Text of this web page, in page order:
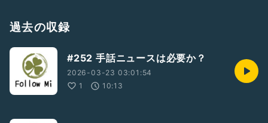
過去の収録
#252 手話ニュースは必要か？
2026-03-23 03:01:54
1
10:13